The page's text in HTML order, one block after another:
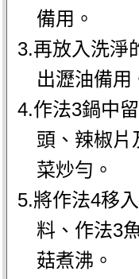
備用。
3.再放入洗淨
出瀝油備用
4.作法3鍋中
頭、辣椒片
菜炒勻。
5.將作法4移
料、作法3
菇煮沸。